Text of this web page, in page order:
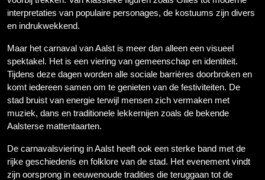
interpretaties van populaire personages, de kostuums zijn divers
en indrukwekkend.
Maar het carnaval van Aalst is meer dan alleen een visueel
spektakel. Het is een viering van gemeenschap en identiteit.
Tijdens deze dagen worden alle sociale barrières doorbroken en
komt iedereen samen om te genieten van de festiviteiten. De
stad bruist van energie terwijl mensen zich vermaken met
muziek, dans en traditionele lekkernijen zoals de bekende
Aalsterse mattentaarten.
De carnavalsviering in Aalst heeft ook een sterke band met de
rijke geschiedenis en folklore van de stad. Het evenement vindt
zijn oorsprong in eeuwenoude tradities die teruggaan tot de